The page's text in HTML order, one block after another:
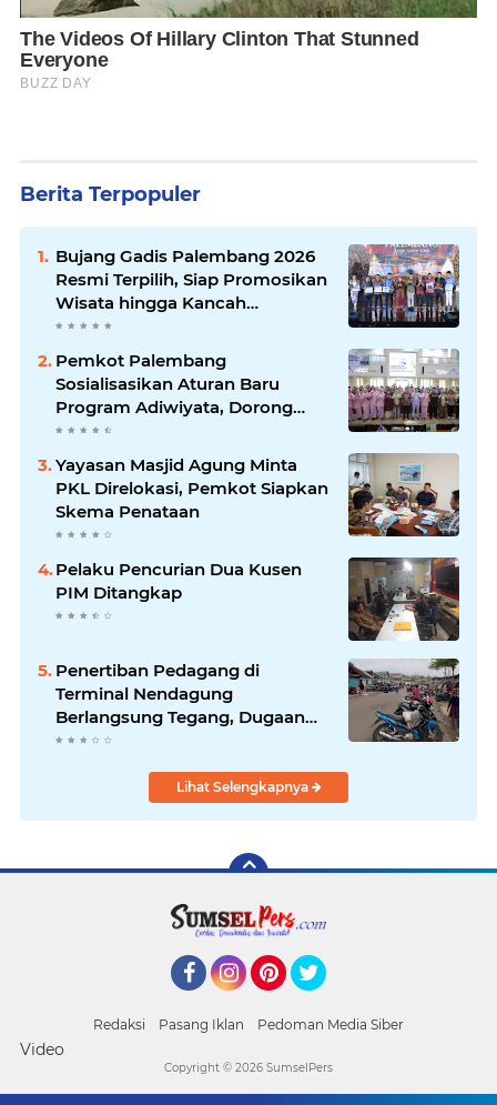
Berita Terpopuler
Bujang Gadis Palembang 2026
Resmi Terpilih, Siap Promosikan
Wisata hingga Kancah
Internasional
Pemkot Palembang
Sosialisasikan Aturan Baru
Program Adiwiyata, Dorong
Sekolah Peduli Lingkungan
Yayasan Masjid Agung Minta
PKL Direlokasi, Pemkot Siapkan
Skema Penataan
Pelaku Pencurian Dua Kusen
PIM Ditangkap
Penertiban Pedagang di
Terminal Nendagung
Berlangsung Tegang, Dugaan
Percobaan Pengeroyokan
Lihat Selengkapnya
Redaksi Pasang Iklan Pedoman Media Siber
Video
Copyright © 2026 SumselPers